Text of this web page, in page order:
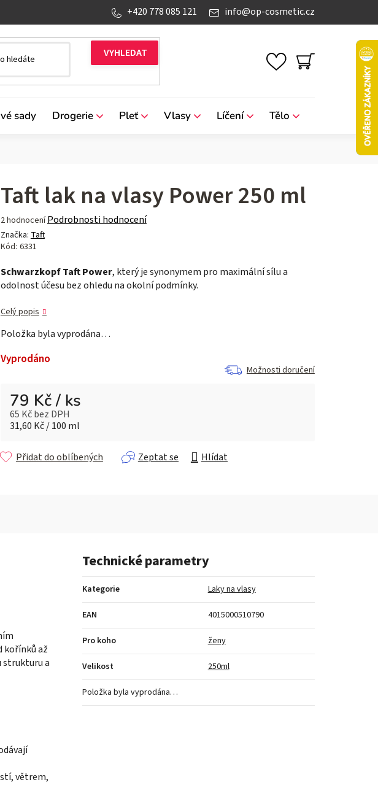
info@op-cosmetic.cz
+420 778 085 121
NÁKUPNÍ
sady Drogerie Pleť Vlasy Líčení Tělo
Taft lak na vlasy Power 250 ml
Průměrné
hodnocení
produktu
5,0
z 5
2 hodnocení Podrobnosti hodnocení
Značka: Taft
Kód: 6331
Schwarzkopf Taft Power, který je synonymem pro maximální sílu a
odolnost účesu bez ohledu na okolní podmínky.
Celý popis
Položka byla vyprodána…
Vyprodáno
Možnosti doručení
79 Kč/ ks
65 Kč bez DPH
Měrná cena:
31,60 Kč / 100 ml
Zeptat se Hlídat
Přidat do oblíbených
kořínků až
strukturu a
větrem,
Technické parametry
Kategorie Laky na vlasy
EAN 4015000510790
Pro koho ženy
Velikost 250ml
Položka byla vyprodána…